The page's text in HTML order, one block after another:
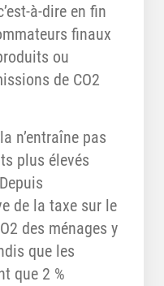
à-dire en fin
finaux
ou
de CO2
n’entraîne pas
plus élevés
de la taxe sur le
des ménages y
que les
que 2 %